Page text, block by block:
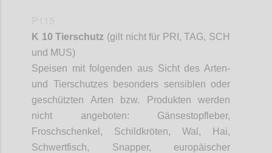
K 10 Tierschutz (gilt nicht für PRI, TAG, SCH
und MUS)
Speisen mit folgenden aus Sicht des Arten-
und Tierschutzes besonders sensiblen oder
geschützten Arten bzw. Produkten werden
nicht angeboten: Gänsestopfleber,
Froschschenkel, Schildkröten, Wal, Hai,
Schwertfisch, Snapper, europäischer